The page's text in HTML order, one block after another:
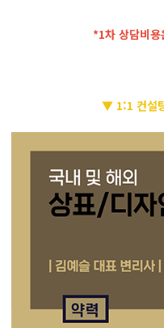
*1차 상담비용
▼ 1:1 컨설